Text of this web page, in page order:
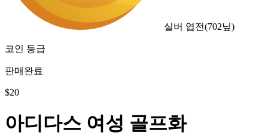
실버 엽전(702닢)
코인 등급
판매완료
$20
아디다스 여성 골프화